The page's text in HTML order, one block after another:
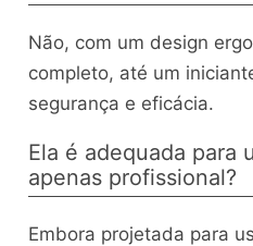
Não, com um design
completo, até um
segurança e eficácia.
Ela é adequada para
apenas profissional?
Embora projetada para